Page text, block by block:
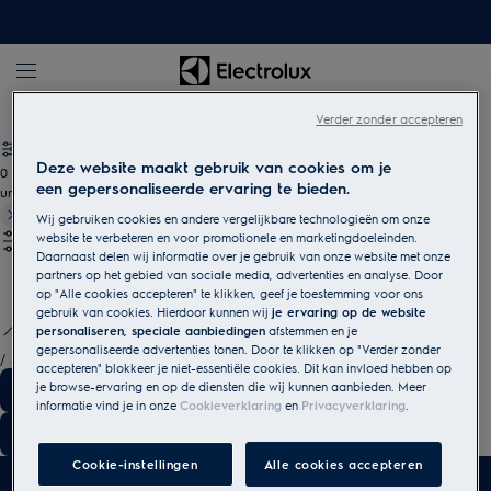
0
undefined
/ 3
Deze website maakt gebruik van cookies om je
een gepersonaliseerde ervaring te bieden.
Wij gebruiken cookies en andere vergelijkbare technologieën om onze
website te verbeteren en voor promotionele en marketingdoeleinden.
Daarnaast delen wij informatie over je gebruik van onze website met onze
partners op het gebied van sociale media, advertenties en analyse. Door
op "Alle cookies accepteren" te klikken, geef je toestemming voor ons
gebruik van cookies. Hierdoor kunnen wijje ervaring op de website
personaliseren, speciale aanbiedingen afstemmen en je
gepersonaliseerde advertenties tonen. Door te klikken op "Verder zonder
accepteren" blokkeer je niet-essentiële cookies. Dit kan invloed hebben op
je browse-ervaring en op de diensten die wij kunnen aanbieden. Meer
informatie vind je in onzeCookieverklaring en Privacyverklaring.
Cookie-instellingen Alle cookies accepteren
Verder zonder accepteren